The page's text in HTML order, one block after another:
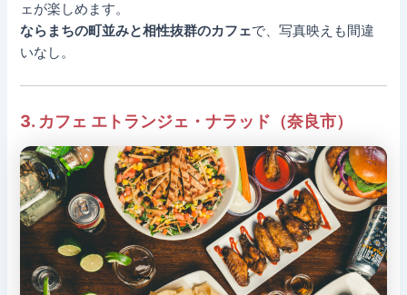
ェが楽しめます。
ならまちの町並みと相性抜群のカフェで、写真映えも間違
いなし。
3. カフェ エトランジェ・ナラッド（奈良市）